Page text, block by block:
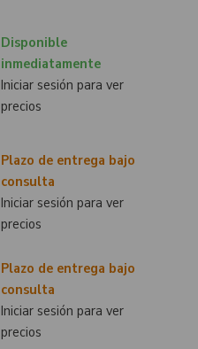
Disponible
inmediatamente
Iniciar sesión para ver
precios
Plazo de entrega bajo
consulta
Iniciar sesión para ver
precios
Plazo de entrega bajo
consulta
Iniciar sesión para ver
precios